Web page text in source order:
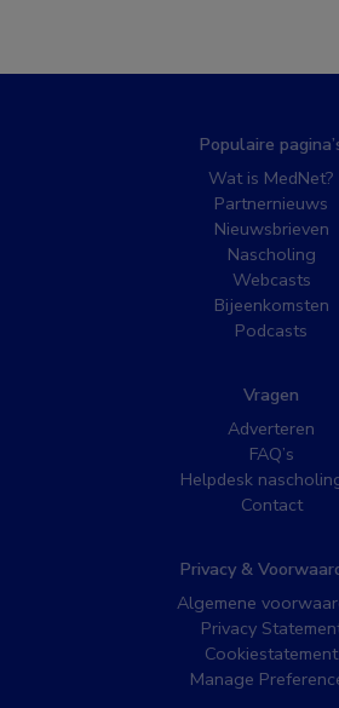
Populaire
Wat is MedNet?
Partnernieuws
Nieuwsbrieven
Nascholing
Webcasts
Bijeenkomsten
Podcasts
Vragen
Adverteren
FAQ’s
Helpdesk
Contact
Privacy &
Algemene
Privacy
Cookiestatement
Manage